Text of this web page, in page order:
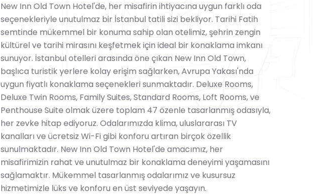
New Inn Old Town Hotel'de, her misafirin ihtiyacına uygun farklı oda
seçenekleriyle unutulmaz bir İstanbul tatili sizi bekliyor. Tarihi Fatih
semtinde mükemmel bir konuma sahip olan otelimiz, şehrin zengin
kültürel ve tarihi mirasını keşfetmek için ideal bir konaklama imkanı
sunuyor. İstanbul otelleri arasında öne çıkan New Inn Old Town,
başlıca turistik yerlere kolay erişim sağlarken, Avrupa Yakası'nda
uygun fiyatlı konaklama seçenekleri sunmaktadır. Deluxe Rooms,
Deluxe Twin Rooms, Family Suites, Standard Rooms, Loft Rooms, ve
Penthouse Suite olmak üzere toplam 47 özenle tasarlanmış odasıyla,
her zevke hitap ediyoruz. Odalarımızda klima, uluslararası TV
kanalları ve ücretsiz Wi-Fi gibi konforu artıran birçok özellik
sunulmaktadır. New Inn Old Town Hotel'de amacımız, her
misafirimizin rahat ve unutulmaz bir konaklama deneyimi yaşamasını
sağlamaktır. Mükemmel tasarlanmış odalarımız ve kusursuz
hizmetimizle lüks ve konforu en üst seviyede yaşayın.